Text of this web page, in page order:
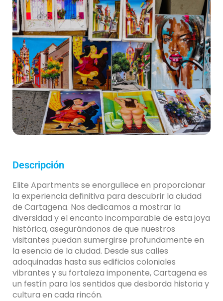
Descripción
Elite Apartments se enorgullece en proporcionar
la experiencia definitiva para descubrir la ciudad
de Cartagena. Nos dedicamos a mostrar la
diversidad y el encanto incomparable de esta joya
histórica, asegurándonos de que nuestros
visitantes puedan sumergirse profundamente en
la esencia de la ciudad. Desde sus calles
adoquinadas hasta sus edificios coloniales
vibrantes y su fortaleza imponente, Cartagena es
un festín para los sentidos que desborda historia y
cultura en cada rincón.